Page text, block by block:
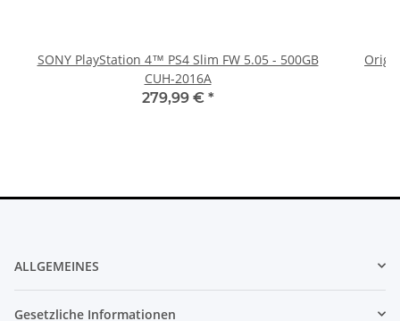
SONY PlayStation 4™ PS4 Slim FW 5.05 - 500GB
CUH-2016A
279,99 € *
ALLGEMEINES
Gesetzliche Informationen